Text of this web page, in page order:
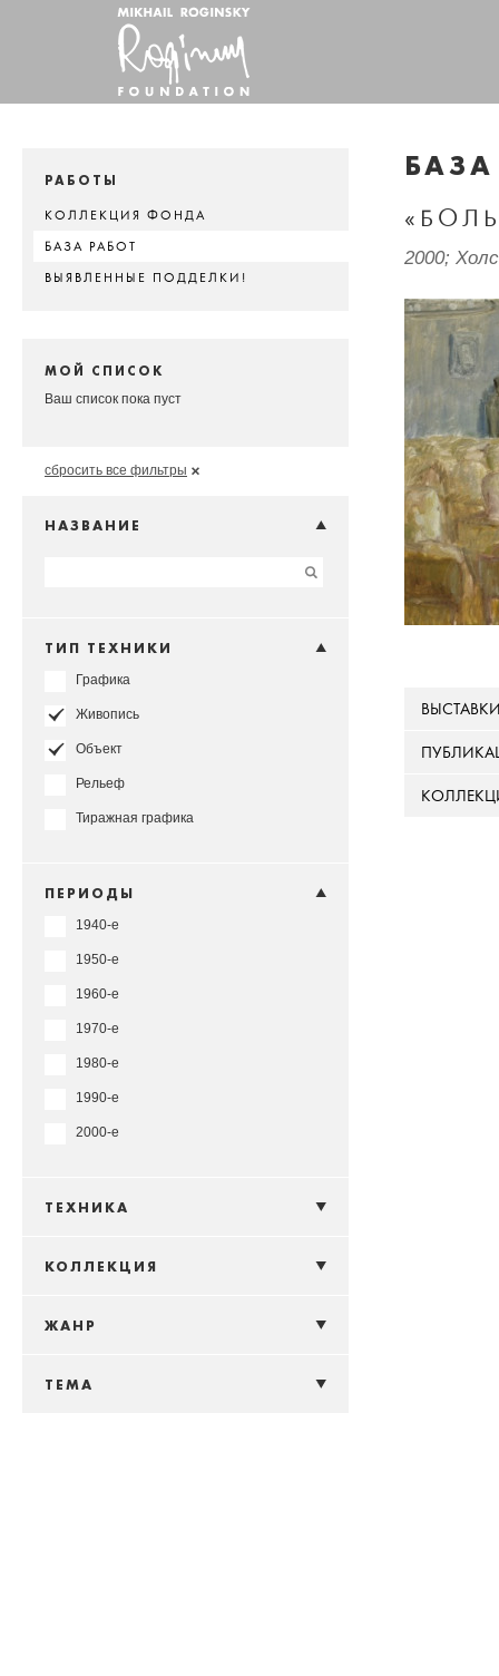
РАБОТЫ
КОЛЛЕКЦИЯ ФОНДА
БАЗА РАБОТ
ВЫЯВЛЕННЫЕ ПОДДЕЛКИ!
МОЙ СПИСОК
Ваш список пока пуст
сбросить все фильтры
НАЗВАНИЕ
ТИП ТЕХНИКИ
Графика
Живопись
Объект
Рельеф
Тиражная графика
ПЕРИОДЫ
1940-е
1950-е
1960-е
1970-е
1980-е
1990-е
2000-е
ТЕХНИКА
КОЛЛЕКЦИЯ
ЖАНР
ТЕМА
2000;